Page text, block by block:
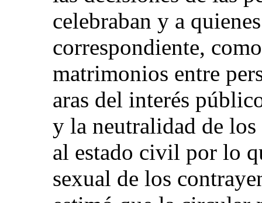
celebraban y a
correspondiente,
matrimonios entre
aras del interés
y la neutralidad de
al estado civil por lo
sexual de los